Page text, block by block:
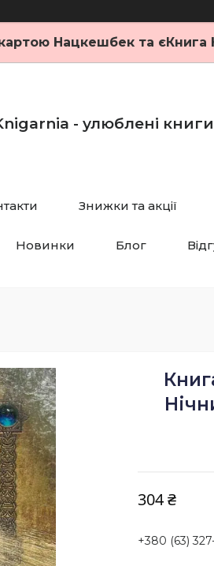
Нацкешбек та
- улюблені
Знижки та акції
Новинки Блог
304 ₴
+380 (63)